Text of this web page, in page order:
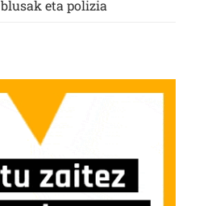
blusak eta polizia